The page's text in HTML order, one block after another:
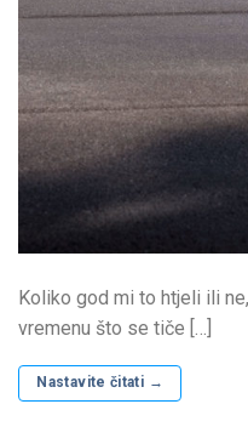
Koliko god mi to htjeli ili
vremenu što se tiče […]
Nastavite čitati →